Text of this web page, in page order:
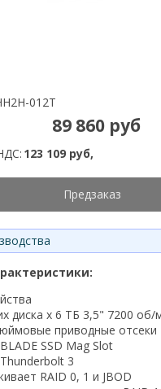
012T
89 860 руб
123 109 руб,
Предзаказ
диска x 6 ТБ 3,5" 7200 об/
приводные отсеки
SSD Mag Slot
3
RAID 0, 1 и JBOD